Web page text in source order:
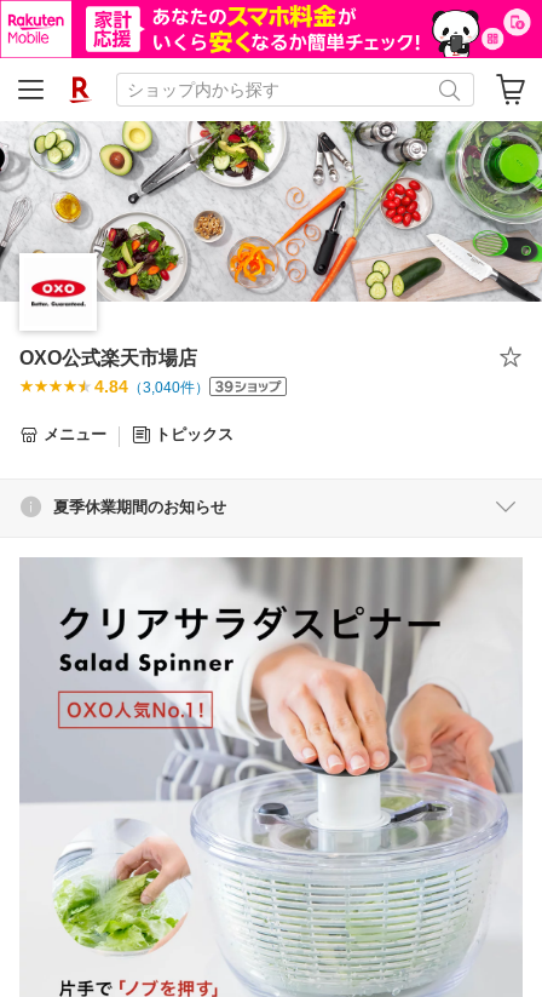
OXO公式楽天市場店
4.84 （3,040件）
メニュー トピックス
夏季休業期間のお知らせ